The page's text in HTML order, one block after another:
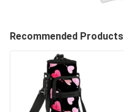
Recommended Products